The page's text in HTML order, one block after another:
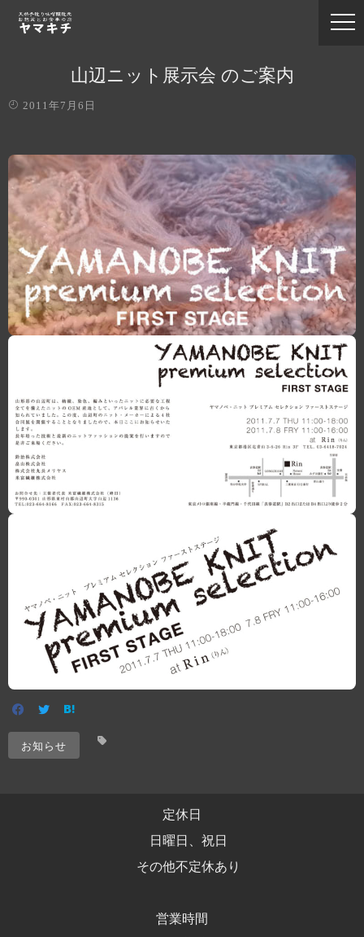
山辺ニット展示会 のご案内
2011年7月6日
お知らせ
定休日
日曜日、祝日
その他不定休あり
営業時間